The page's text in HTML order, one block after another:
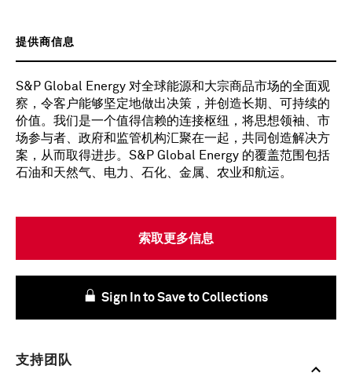
提供商信息
S&P Global Energy 对全球能源和大宗商品市场的全面观
察，令客户能够坚定地做出决策，并创造长期、可持续的
价值。我们是一个值得信赖的连接枢纽，将思想领袖、市
场参与者、政府和监管机构汇聚在一起，共同创造解决方
案，从而取得进步。S&P Global Energy 的覆盖范围包括
石油和天然气、电力、石化、金属、农业和航运。
索取更多信息
Sign In to Save to Collections
支持团队